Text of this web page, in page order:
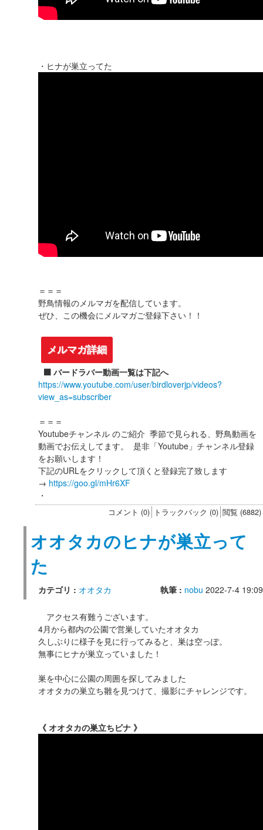
・ヒナが巣立ってた
＝＝＝
野鳥情報のメルマガを配信しています。
ぜひ、この機会にメルマガご登録下さい！！
メルマガ詳細
⬛️ バードラバー動画一覧は下記へ
https://www.youtube.com/user/birdloverjp/videos?
view_as=subscriber
＝＝＝
Youtubeチャンネル のご紹介 季節で見られる、野鳥動画を
動画でお伝えしてます。 是非「Youtube」チャンネル登録
をお願いします！
下記のURLをクリックして頂くと登録完了致します
→ https://goo.gl/mHr6XF
・
コメント (0) トラックバック (0) 閲覧 (6882)
オオタカのヒナが巣立って
た
カテゴリ : オオタカ 執筆 : nobu 2022-7-4 19:09
アクセス有難うございます。
4月から都内の公園で営巣していたオオタカ
久しぶりに様子を見に行ってみると、巣は空っぽ。
無事にヒナが巣立っていました！
巣を中心に公園の周囲を探してみました
オオタカの巣立ち雛を見つけて、撮影にチャレンジです。
《 オオタカの巣立ちビナ 》